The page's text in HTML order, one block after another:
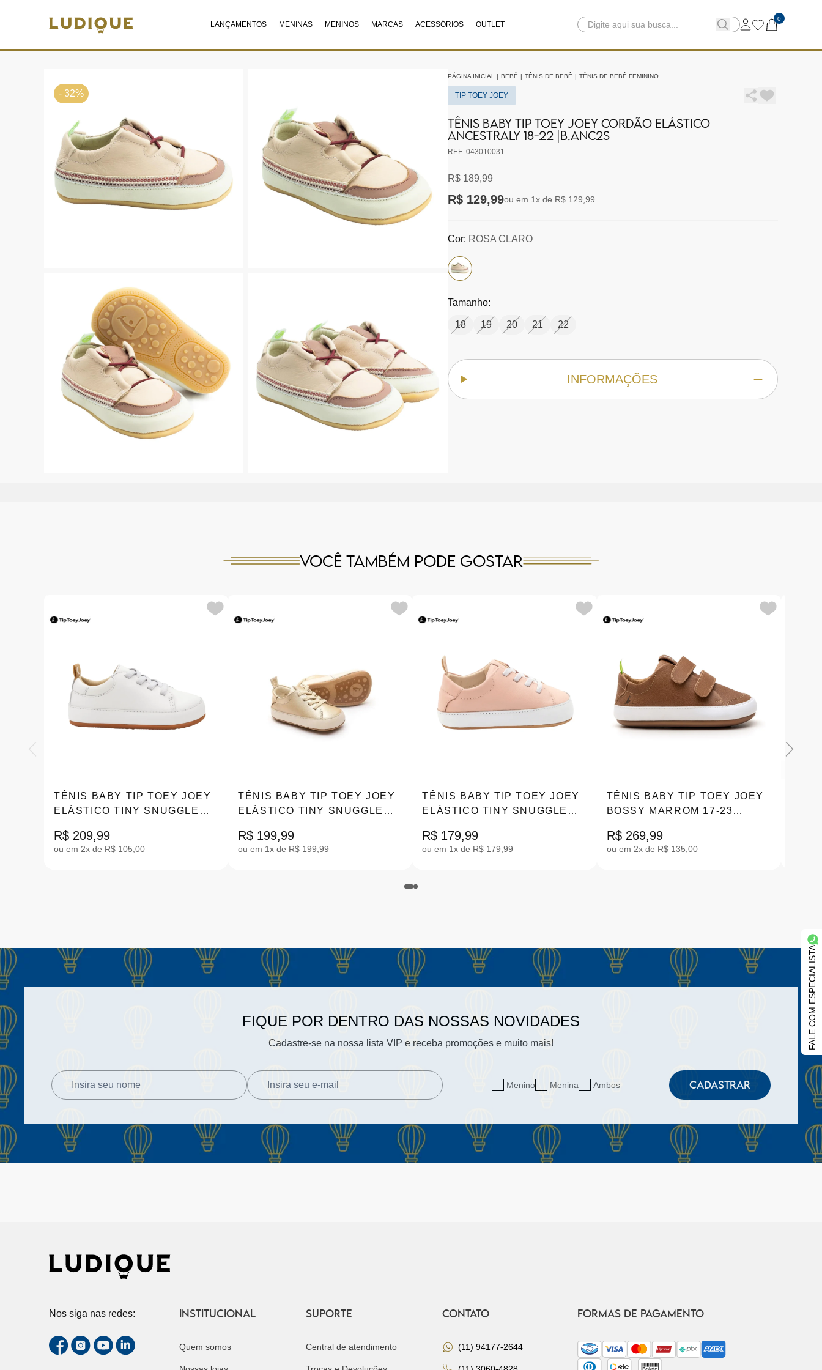
FALE COM ESPECIALISTA
LANÇAMENTOS MENINAS MENINOS MARCAS ACESSÓRIOS OUTLET
0
PÁGINA INICIAL | BEBÊ | TÊNIS DE BEBÊ | TÊNIS DE BEBÊ FEMININO
TIP TOEY JOEY
TÊNIS BABY TIP TOEY JOEY CORDÃO ELÁSTICO
ANCESTRALY 18-22 |B.ANC2S
REF: 043010031
R$ 189,99
R$ 129,99ou em 1x de R$ 129,99
- 32%
Cor: ROSA CLARO
Tamanho:
18 19 20 21 22
INFORMAÇÕES
Você também pode gostar
TÊNIS BABY TIP TOEY JOEY
ELÁSTICO TINY SNUGGLE
2043
R$ 209,99
ou em 2x de R$ 105,00
TÊNIS BABY TIP TOEY JOEY
ELÁSTICO TINY SNUGGLE
R$ 199,99
ou em 1x de R$ 199,99
TÊNIS BABY TIP TOEY JOEY
ELÁSTICO TINY SNUGGLE
R$ 179,99
ou em 1x de R$ 179,99
TÊNIS BABY TIP TOEY JOEY
BOSSY MARROM 17-23
R$ 269,99
ou em 2x de R$ 135,00
FIQUE POR DENTRO DAS NOSSAS NOVIDADES
Cadastre-se na nossa lista VIP e receba promoções e muito mais!
Menino Menina Ambos CADASTRAR
Nos siga nas redes: INSTITUCIONAL
Quem somos
SUPORTE
Central de atendimento
CONTATO
(11) 94177-2644
FORMAS DE PAGAMENTO